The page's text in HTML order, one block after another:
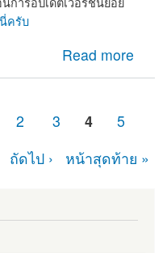
นี่ครับ
Read more
ออกแล้ว เว็บไซต์ที่ใช้
อัปเดตเพื่อความปลอดภัย
2 3 4
5
ถัดไป › หน้าสุดท้าย »